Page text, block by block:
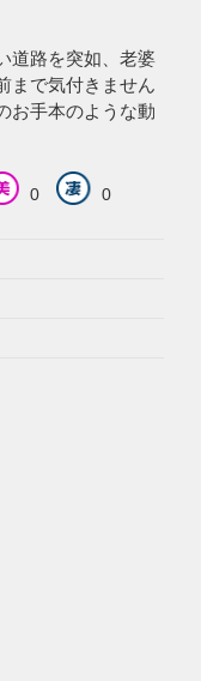
道路を突如、老婆
まで気付きません
お手本のような動
0 0